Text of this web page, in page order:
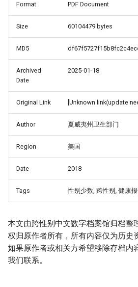
Format PDF Document
Size 60104479 bytes
MD5
Archived
Date
2025-01-18
Original Link [Unknown link(update
Author 夏威夷州卫生部门
Region 美国
Date 2018
Tags 性别少数, 跨性别, 健康
本文由跨性别中文数字档案馆归档整
权归原作者所有，所有内容仅为历史
如果原作者或相关方希望移除存档内
我们联系。